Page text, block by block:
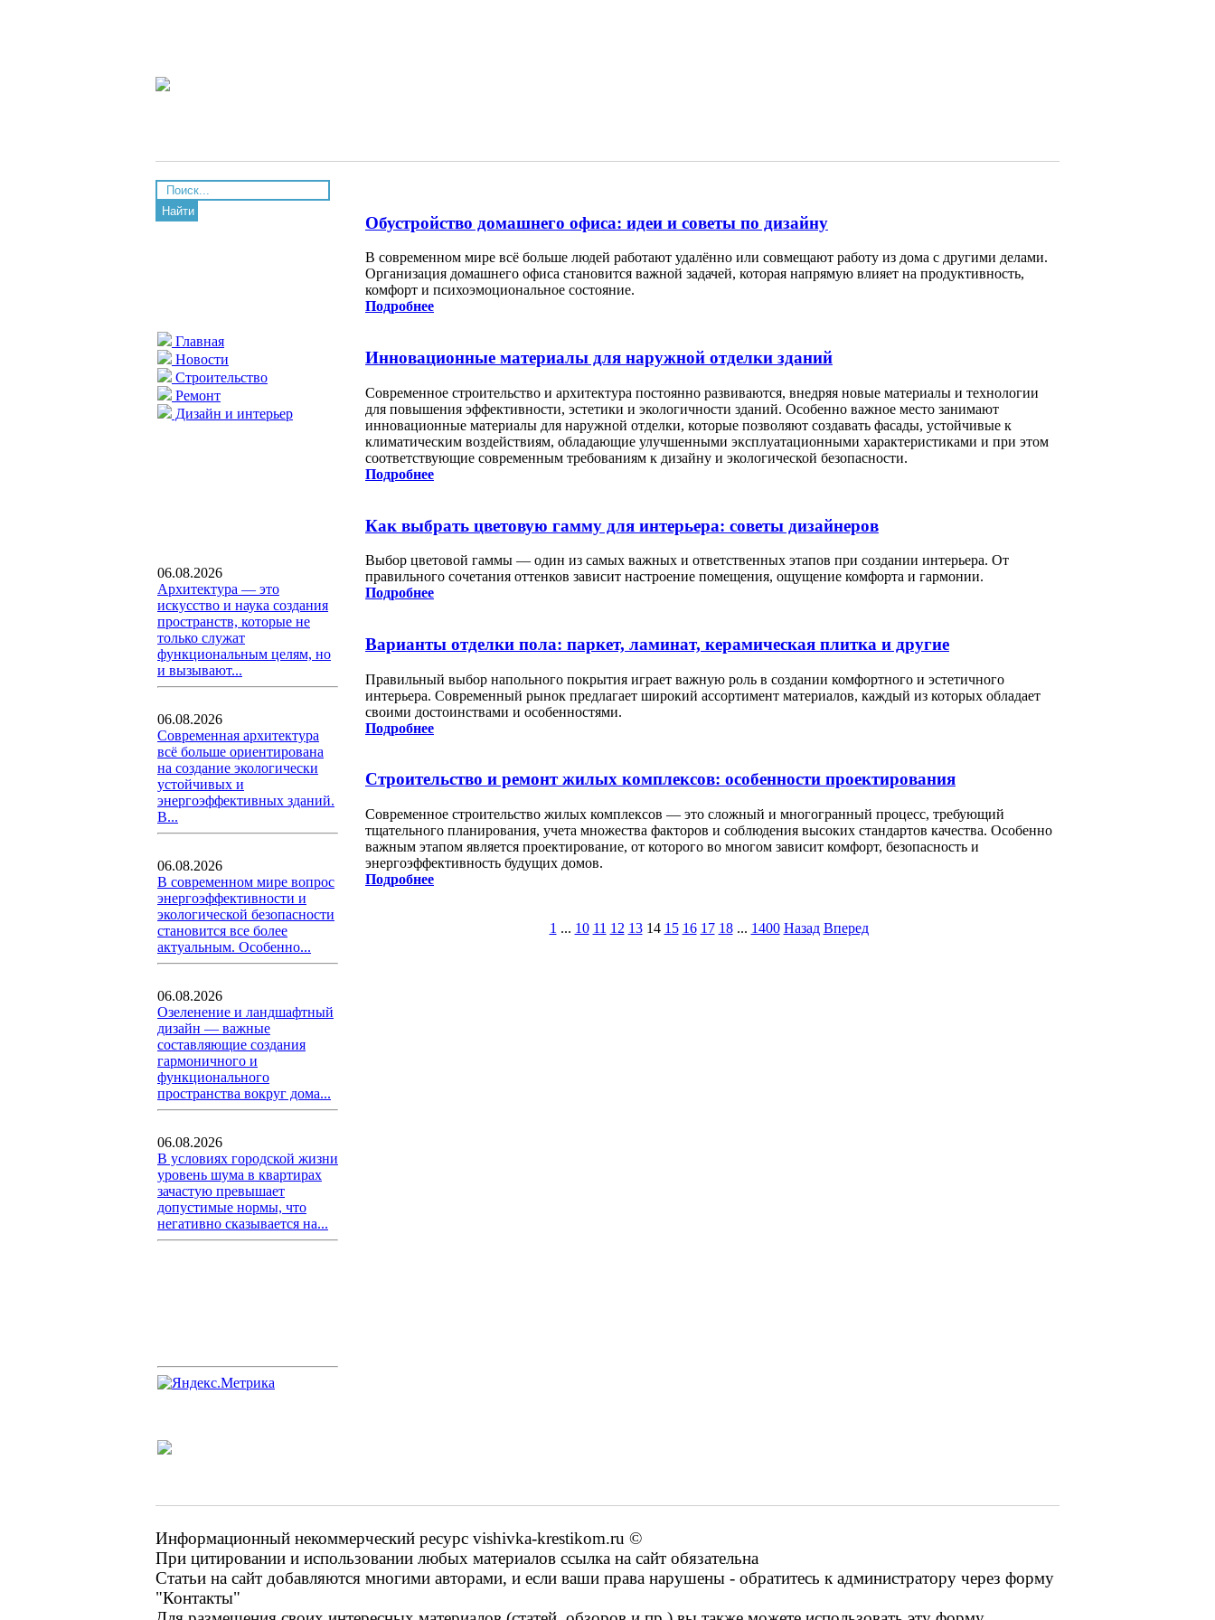
Найти
Главная
Новости
Строительство
Ремонт
Дизайн и интерьер
06.08.2026
Архитектура — это
искусство и наука создания
пространств, которые не
только служат
функциональным целям, но
и вызывают...
06.08.2026
Современная архитектура
всё больше ориентирована
на создание экологически
устойчивых и
энергоэффективных зданий.
В...
06.08.2026
В современном мире вопрос
энергоэффективности и
экологической безопасности
становится все более
актуальным. Особенно...
06.08.2026
Озеленение и ландшафтный
дизайн — важные
составляющие создания
гармоничного и
функционального
пространства вокруг дома...
06.08.2026
В условиях городской жизни
уровень шума в квартирах
зачастую превышает
допустимые нормы, что
негативно сказывается на...
Обустройство домашнего офиса: идеи и советы по дизайну
В современном мире всё больше людей работают удалённо или совмещают работу из дома с другими делами.
Организация домашнего офиса становится важной задачей, которая напрямую влияет на продуктивность,
комфорт и психоэмоциональное состояние.
Подробнее
Инновационные материалы для наружной отделки зданий
Современное строительство и архитектура постоянно развиваются, внедряя новые материалы и технологии
для повышения эффективности, эстетики и экологичности зданий. Особенно важное место занимают
инновационные материалы для наружной отделки, которые позволяют создавать фасады, устойчивые к
климатическим воздействиям, обладающие улучшенными эксплуатационными характеристиками и при этом
соответствующие современным требованиям к дизайну и экологической безопасности.
Подробнее
Как выбрать цветовую гамму для интерьера: советы дизайнеров
Выбор цветовой гаммы — один из самых важных и ответственных этапов при создании интерьера. От
правильного сочетания оттенков зависит настроение помещения, ощущение комфорта и гармонии.
Подробнее
Варианты отделки пола: паркет, ламинат, керамическая плитка и другие
Правильный выбор напольного покрытия играет важную роль в создании комфортного и эстетичного
интерьера. Современный рынок предлагает широкий ассортимент материалов, каждый из которых обладает
своими достоинствами и особенностями.
Подробнее
Строительство и ремонт жилых комплексов: особенности проектирования
Современное строительство жилых комплексов — это сложный и многогранный процесс, требующий
тщательного планирования, учета множества факторов и соблюдения высоких стандартов качества. Особенно
важным этапом является проектирование, от которого во многом зависит комфорт, безопасность и
энергоэффективность будущих домов.
Подробнее
1 ... 10 11 12 13 14 15 16 17 18 ... 1400 Назад Вперед
Информационный некоммерческий ресурс vishivka-krestikom.ru ©
При цитировании и использовании любых материалов ссылка на сайт обязательна
Статьи на сайт добавляются многими авторами, и если ваши права нарушены - обратитесь к администратору через форму
"Контакты"